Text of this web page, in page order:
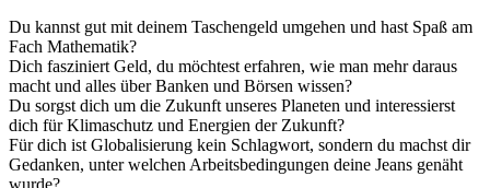
Du kannst gut mit deinem Taschengeld umgehen und hast Spaß am
Fach Mathematik?
Dich fasziniert Geld, du möchtest erfahren, wie man mehr daraus
macht und alles über Banken und Börsen wissen?
Du sorgst dich um die Zukunft unseres Planeten und interessierst
dich für Klimaschutz und Energien der Zukunft?
Für dich ist Globalisierung kein Schlagwort, sondern du machst dir
Gedanken, unter welchen Arbeitsbedingungen deine Jeans genäht
wurde?